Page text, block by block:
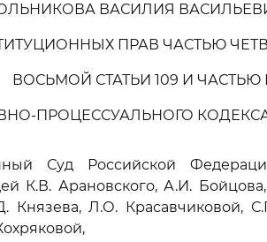
ВАСИЛИЯ
ПРАВ ЧАСТЬЮ
ВОСЬМОЙ СТАТЬИ 109 И ЧАСТЬЮ
ПРОЦЕССУАЛЬНОГО
Суд Российской
К.В. Арановского, А.И.
Князева, Л.О. Красавчиковой,